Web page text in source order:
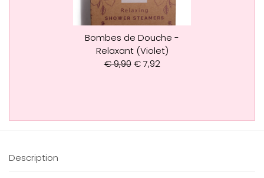
Bombes de Douche -
Relaxant (Violet)
€9,90 €7,92
Description